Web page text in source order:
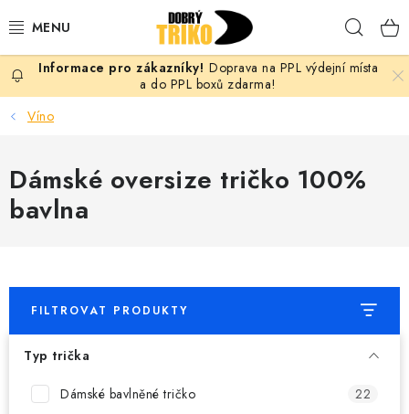
na
PRO ŽENY
PRO MUŽE
PRO DĚTI
DOPLŇKY
VLASTNÍ MOTIV
TRIČKA
Doprava na PPL výdejní místa
a do PPL boxů zdarma!
Víno
Dámské oversize tričko 100%
bavlna
FILTROVAT PRODUKTY
Typ trička
Dámské bavlněné tričko
22